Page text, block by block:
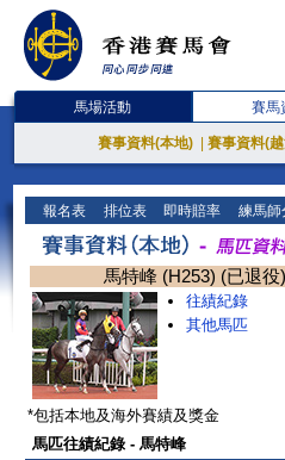
馬場活動 賽馬
賽事資料(本地) 賽事資料(
報名表 排位表 即時賠率 練馬師
馬特峰 (H253) (已退役)
往績紀錄
其他馬匹
*包括本地及海外賽績及獎金
馬匹往績紀錄 - 馬特峰